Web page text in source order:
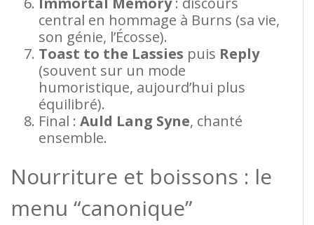
central en hommage à Burns (sa vie,
son génie, l’Écosse).
Toast to the Lassies puis Reply
(souvent sur un mode
humoristique, aujourd’hui plus
équilibré).
Final : Auld Lang Syne, chanté
ensemble.
Nourriture et boissons : le
menu “canonique”